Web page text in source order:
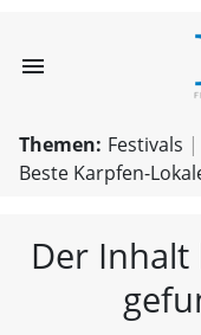
menu
Themen: Festivals
Beste Karpfen-
Der